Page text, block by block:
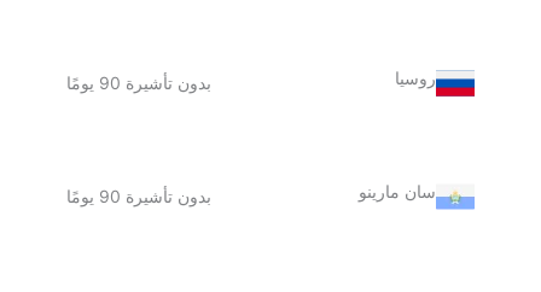
روسيا بدون تأشيرة 90 يومًا
سان مارينو بدون تأشيرة 90 يومًا